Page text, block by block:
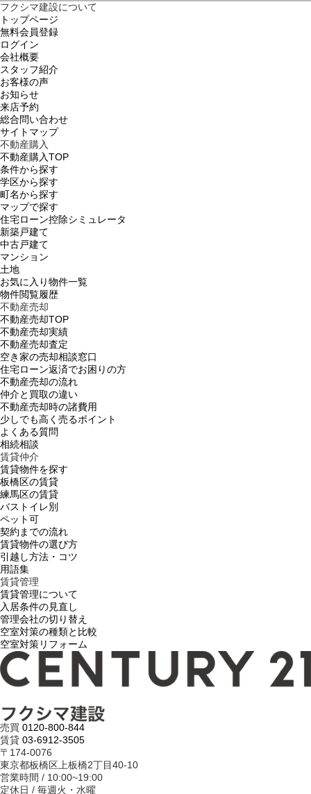
フクシマ建設について
トップページ
無料会員登録
ログイン
会社概要
スタッフ紹介
お客様の声
お知らせ
来店予約
総合問い合わせ
サイトマップ
不動産購入
不動産購入TOP
条件から探す
学区から探す
町名から探す
マップで探す
住宅ローン控除シミュレータ
新築戸建て
中古戸建て
マンション
土地
お気に入り物件一覧
物件閲覧履歴
不動産売却
不動産売却TOP
不動産売却実績
不動産売却査定
空き家の売却相談窓口
住宅ローン返済でお困りの方
不動産売却の流れ
仲介と買取の違い
不動産売却時の諸費用
少しでも高く売るポイント
よくある質問
相続相談
賃貸仲介
賃貸物件を探す
板橋区の賃貸
練馬区の賃貸
バストイレ別
ペット可
契約までの流れ
賃貸物件の選び方
引越し方法・コツ
用語集
賃貸管理
賃貸管理について
入居条件の見直し
管理会社の切り替え
空室対策の種類と比較
空室対策リフォーム
売買 0120-800-844
賃貸 03-6912-3505
〒174-0076
東京都板橋区上板橋2丁目40-10
営業時間 / 10:00~19:00
定休日 / 毎週火・水曜